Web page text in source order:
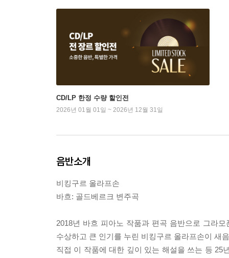
CD/LP 한정 수량 할인전
2026년 01월 01일 ~ 2026년 12월 31일
음반소개
비킹구르 올라프손
바흐: 골드베르크 변주곡
2018년 바흐 피아노 작품과 편곡 음반으로 그라
수상하고 큰 인기를 누린 비킹구르 올라프손이 새
직접 이 작품에 대한 깊이 있는 해설을 쓰는 등 25